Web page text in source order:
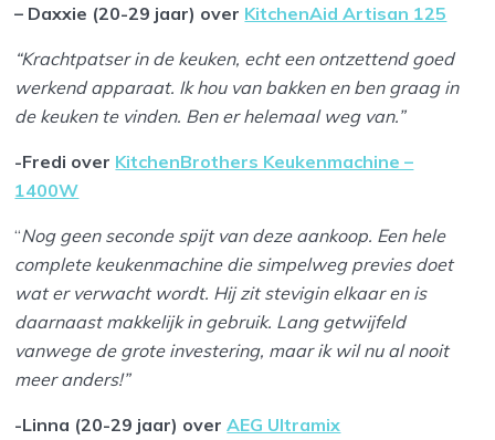
– Daxxie (20-29 jaar) over KitchenAid Artisan 125
“Krachtpatser in de keuken, echt een ontzettend goed
werkend apparaat. Ik hou van bakken en ben graag in
de keuken te vinden. Ben er helemaal weg van.”
-Fredi over KitchenBrothers Keukenmachine –
1400W
“Nog geen seconde spijt van deze aankoop. Een hele
complete keukenmachine die simpelweg previes doet
wat er verwacht wordt. Hij zit stevigin elkaar en is
daarnaast makkelijk in gebruik. Lang getwijfeld
vanwege de grote investering, maar ik wil nu al nooit
meer anders!”
-Linna (20-29 jaar) overAEG Ultramix